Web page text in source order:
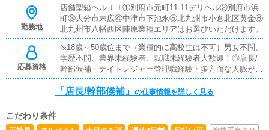
おります！是非、当店で学びながら仕事をし、貴方の夢を
叶えて下さい！！【女性スタッフ特別募集中！】元キャス
トの方や業界経験者で、事務作業などにご興味のある方は
高待遇でお待ちしております！！≪店長・幹部候補/店舗
スタッフ≫営業状況の分析・改善・スタッフ・コンパニ
オンへの指導など店舗経営の方向性の決定に深く関わる重
要ポストです。やる気と責任感を持った方を募集していま
す。
勤務地
店舗型箱ヘルＪＪ①別府市元町11-11デリヘル②別府市浜
町③大分市末広④中津市下池永⑤北九州市小倉北区黄金⑥
北九州市八幡西区陣原業種エリアはお選びいただけます。
応募資格
※18歳～50歳位まで（業種的に高校生は不可）男女不問、
学歴不問、業界未経験者、就職未経験者大歓迎！◎店長/
幹部候補・ナイトレジャー管理職経験・多方面な人脈があ
る・女性管理スキル ・学歴・年齢不問◎店舗スタッフ・
学歴・年齢不問・接客経験があれば◎・やる気のある方や
作実績のわかるものをご持参ください。※インターネット
「店長/幹部候補」 の仕事情報を詳しく見る
こだわり条件